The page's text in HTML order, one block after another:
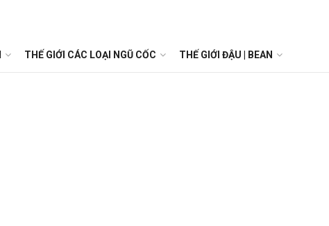
THẾ GIỚI CÁC LOẠI NGŨ CỐC THẾ GIỚI ĐẬU | BEAN